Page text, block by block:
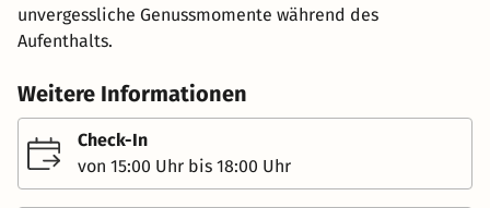
unvergessliche Genussmomente während des
Aufenthalts.
Weitere Informationen
Check-In
von 15:00 Uhr bis 18:00 Uhr